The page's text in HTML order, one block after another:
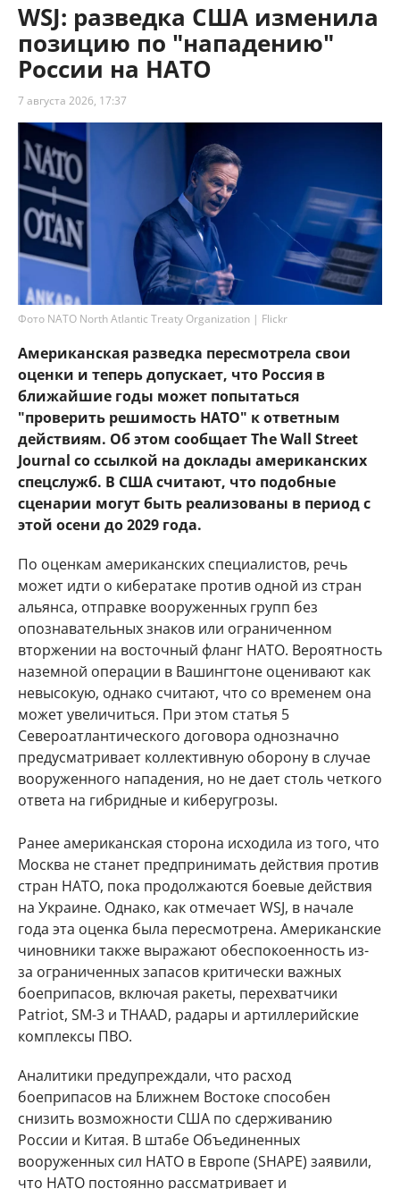
WSJ: разведка США изменила
позицию по "нападению"
России на НАТО
7 августа 2026, 17:37
Фото NATO North Atlantic Treaty Organization | Flickr
Американская разведка пересмотрела свои
оценки и теперь допускает, что Россия в
ближайшие годы может попытаться
"проверить решимость НАТО" к ответным
действиям. Об этом сообщает The Wall Street
Journal со ссылкой на доклады американских
спецслужб. В США считают, что подобные
сценарии могут быть реализованы в период с
этой осени до 2029 года.
По оценкам американских специалистов, речь
может идти о кибератаке против одной из стран
альянса, отправке вооруженных групп без
опознавательных знаков или ограниченном
вторжении на восточный фланг НАТО. Вероятность
наземной операции в Вашингтоне оценивают как
невысокую, однако считают, что со временем она
может увеличиться. При этом статья 5
Североатлантического договора однозначно
предусматривает коллективную оборону в случае
вооруженного нападения, но не дает столь четкого
ответа на гибридные и киберугрозы.
Ранее американская сторона исходила из того, что
Москва не станет предпринимать действия против
стран НАТО, пока продолжаются боевые действия
на Украине. Однако, как отмечает WSJ, в начале
года эта оценка была пересмотрена. Американские
чиновники также выражают обеспокоенность из-
за ограниченных запасов критически важных
боеприпасов, включая ракеты, перехватчики
Patriot, SM-3 и THAAD, радары и артиллерийские
комплексы ПВО.
Аналитики предупреждали, что расход
боеприпасов на Ближнем Востоке способен
снизить возможности США по сдерживанию
России и Китая. В штабе Объединенных
вооруженных сил НАТО в Европе (SHAPE) заявили,
что НАТО постоянно рассматривает и